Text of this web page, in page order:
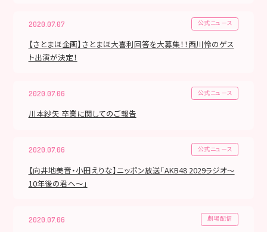
2020.07.07 公式ニュース
【さとまほ企画】さとまほ大喜利回答を大募集！！西川怜のゲス
ト出演が決定！
2020.07.06 公式ニュース
川本紗矢 卒業に関してのご報告
2020.07.06 公式ニュース
【向井地美音・小田えりな】ニッポン放送「AKB48 2029ラジオ～
10年後の君へ～」
2020.07.06 劇場配信